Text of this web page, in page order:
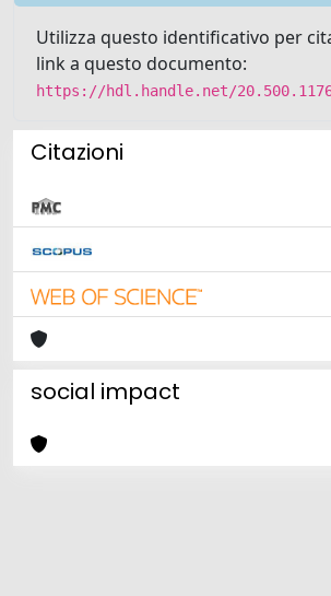
Utilizza questo identificativo per
link a questo documento:
https://hdl.handle.net/
Citazioni
social impact